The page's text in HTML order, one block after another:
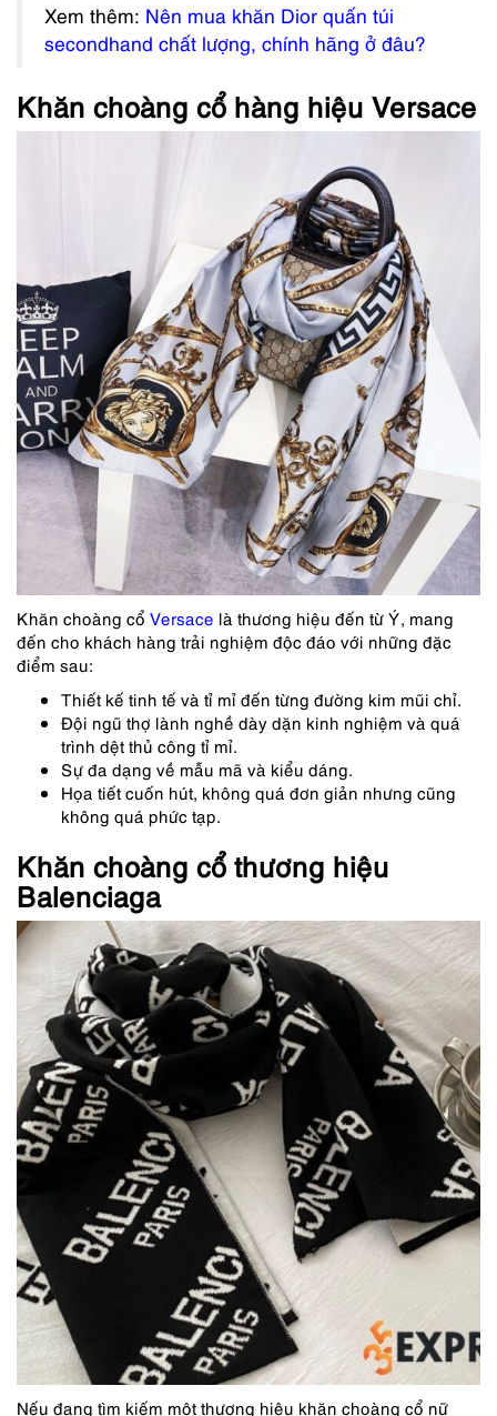
Xem thêm: Nên mua khăn Dior quấn túi
secondhand chất lượng, chính hãng ở đâu?
Khăn choàng cổ hàng hiệu Versace
Khăn choàng cổ Versace là thương hiệu đến từ Ý, mang
đến cho khách hàng trải nghiệm độc đáo với những đặc
điểm sau:
Thiết kế tinh tế và tỉ mỉ đến từng đường kim mũi chỉ.
Đội ngũ thợ lành nghề dày dặn kinh nghiệm và quá
trình dệt thủ công tỉ mỉ.
Sự đa dạng về mẫu mã và kiểu dáng.
Họa tiết cuốn hút, không quá đơn giản nhưng cũng
không quá phức tạp.
Khăn choàng cổ thương hiệu
Balenciaga
Nếu đang tìm kiếm một thương hiệu khăn choàng cổ nữ